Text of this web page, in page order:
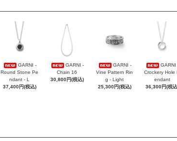
GARNI -
Round Stone Pe
ndant - L
37,400円(税込)
GARNI -
Chain 16
30,800円(税込)
GARNI -
Vine Pattern Rin
g - Light
25,300円(税込)
GARNI
Crockery Hole
endant
36,300円(税